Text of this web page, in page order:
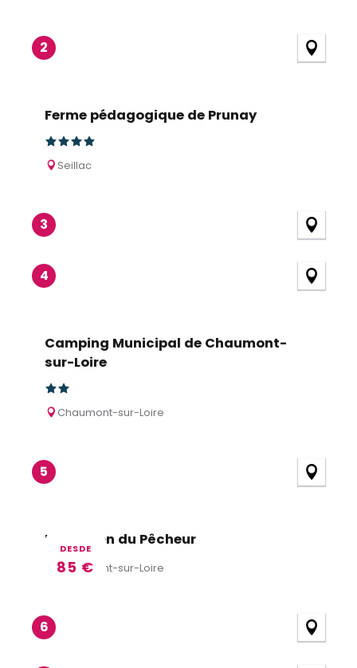
2
Ferme pédagogique de Prunay
Seillac
3
4
Camping Municipal de Chaumont-
sur-Loire
Chaumont-sur-Loire
5
DESDE
85 €
La Maison du Pêcheur
Chaumont-sur-Loire
6